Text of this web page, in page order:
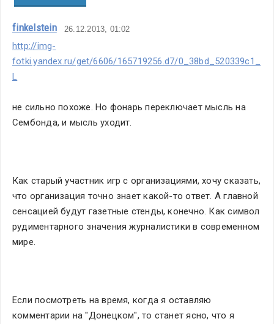
finkelstein 26.12.2013, 01:02
http://img-
fotki.yandex.ru/get/6606/165719256.d7/0_38bd_520339c1_
L
не сильно похоже. Но фонарь переключает мысль на
Сембонда, и мысль уходит.
Как старый участник игр с организациями, хочу сказать,
что организация точно знает какой-то ответ. А главной
сенсацией будут газетные стенды, конечно. Как символ
рудиментарного значения журналистики в современном
мире.
Если посмотреть на время, когда я оставляю
комментарии на "Донецком", то станет ясно, что я